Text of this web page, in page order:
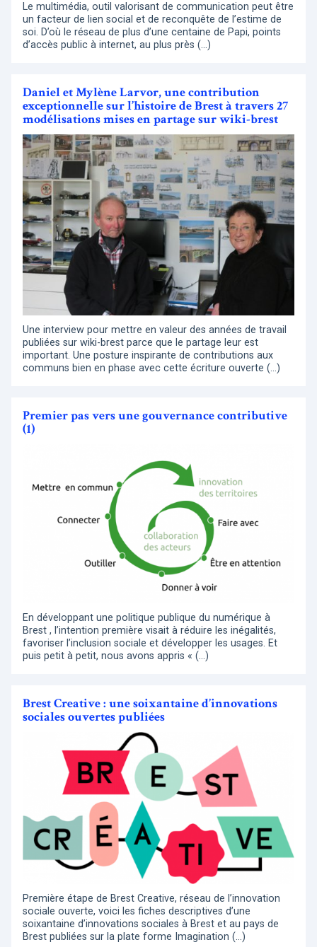
Le multimédia, outil valorisant de communication peut être
un facteur de lien social et de reconquête de l’estime de
soi. D’où le réseau de plus d’une centaine de Papi, points
d’accès public à internet, au plus près (…)
Daniel et Mylène Larvor, une contribution
exceptionnelle sur l’histoire de Brest à travers 27
modélisations mises en partage sur wiki-brest
Une interview pour mettre en valeur des années de travail
publiées sur wiki-brest parce que le partage leur est
important. Une posture inspirante de contributions aux
communs bien en phase avec cette écriture ouverte (…)
Premier pas vers une gouvernance contributive
(1)
En développant une politique publique du numérique à
Brest , l’intention première visait à réduire les inégalités,
favoriser l’inclusion sociale et développer les usages. Et
puis petit à petit, nous avons appris « (…)
Brest Creative : une soixantaine d’innovations
sociales ouvertes publiées
Première étape de Brest Creative, réseau de l’innovation
sociale ouverte, voici les fiches descriptives d’une
soixantaine d’innovations sociales à Brest et au pays de
Brest publiées sur la plate forme Imagination (…)